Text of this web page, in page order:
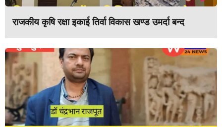
राजकीय कृषि रक्षा इकाई तिर्वा विकास खण्ड उमर्दा बन्द